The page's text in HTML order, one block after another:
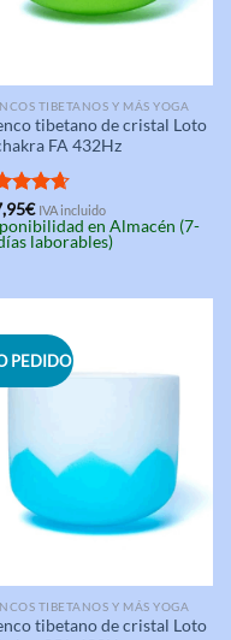
TIBETANOS Y MÁS YOGA
tibetano de cristal Loto
FA 432Hz
4.67
€ IVA incluido
en Almacén (7-
laborables)
PEDIDO
TIBETANOS Y MÁS YOGA
tibetano de cristal Loto